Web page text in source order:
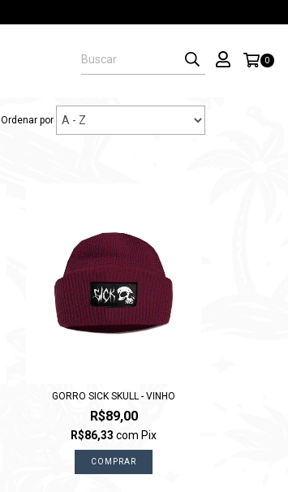
0
Ordenar por
GORRO SICK SKULL - VINHO
R$89,00
R$86,33com Pix
COMPRAR